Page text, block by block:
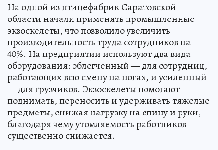
На одной из птицефабрик Саратовской
области начали применять промышленные
экзоскелеты, что позволило увеличить
производительность труда сотрудников на
40%. На предприятии используют два вида
оборудования: облегченный — для сотрудниц,
работающих всю смену на ногах, и усиленный
— для грузчиков. Экзоскелеты помогают
поднимать, переносить и удерживать тяжелые
предметы, снижая нагрузку на спину и руки,
благодаря чему утомляемость работников
существенно снижается.